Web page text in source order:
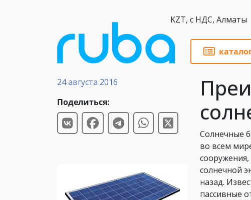
KZT, с НДС, Алматы
Статьи
24 августа 2016
Поделиться:
Солнечные
во всем
солнечной
назад.
пассивные